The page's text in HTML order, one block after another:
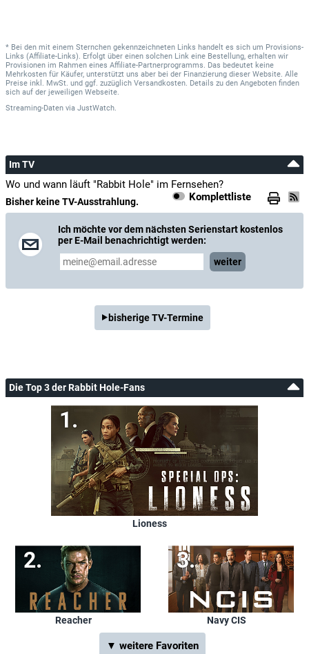
* Bei den mit einem Sternchen gekennzeichneten Links handelt es sich um Provisions-
Links (Affiliate-Links). Erfolgt über einen solchen Link eine Bestellung, erhalten wir
Provisionen im Rahmen eines Affiliate-Partnerprogramms. Das bedeutet keine
Mehrkosten für Käufer, unterstützt uns aber bei der Finanzierung dieser Website. Alle
Preise inkl. MwSt. und ggf. zuzüglich Versandkosten. Details zu den Angeboten finden
sich auf der jeweiligen Webseite.
Streaming-Daten via JustWatch.
Im TV
Wo und wann läuft "Rabbit Hole" im Fernsehen?
Komplettliste
Bisher keine TV-Ausstrahlung.
Ich möchte vor dem nächsten Serienstart kostenlos
per E-Mail benachrichtigt werden:
weiter
bisherige TV-Termine
Die Top 3 der Rabbit Hole-Fans
Lioness
Reacher Navy CIS
▼ weitere Favoriten